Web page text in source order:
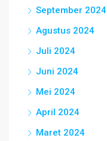
September 2024
Agustus 2024
Juli 2024
Juni 2024
Mei 2024
April 2024
Maret 2024